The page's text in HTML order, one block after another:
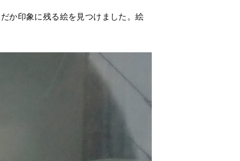
か印象に残る絵を見つけました。絵